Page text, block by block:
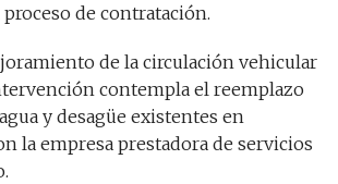
de contratación.
de la circulación vehicular
contempla el reemplazo
y desagüe existentes en
la empresa prestadora de servicios